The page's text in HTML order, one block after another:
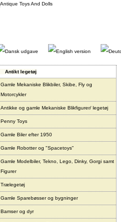
Antikt legetøj
Gamle Mekaniske Blikbiler, Skibe, Fly og
Motorcykler
Antikke og gamle Mekaniske Blikfigurer/ legetøj
Penny Toys
Gamle Biler efter 1950
Gamle Robotter og "Spacetoys"
Gamle Modelbiler, Tekno, Lego, Dinky, Gorgi samt
Figurer
Trælegetøj
Gamle Sparebøsser og bygninger
Bamser og dyr